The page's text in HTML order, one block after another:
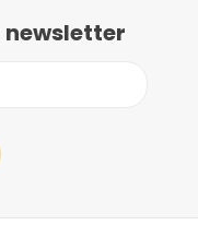
newsletter